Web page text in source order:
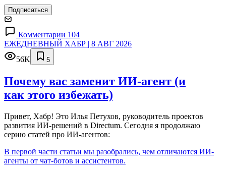
Подписаться
Комментарии 104
ЕЖЕДНЕВНЫЙ ХАБР | 8 АВГ 2026
56K
5
Почему вас заменит ИИ‑агент (и
как этого избежать)
Привет, Хабр! Это Илья Петухов, руководитель проектов
развития ИИ-решений в Directum. Сегодня я продолжаю
серию статей про ИИ-агентов:
В первой части статьи мы разобрались, чем отличаются ИИ-
агенты от чат-ботов и ассистентов.